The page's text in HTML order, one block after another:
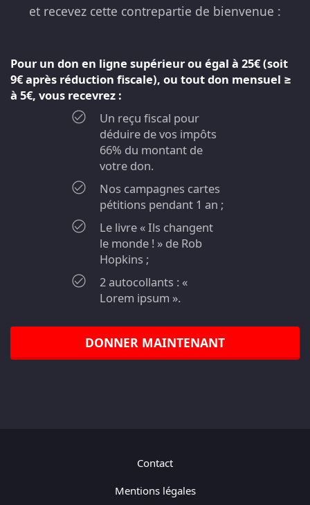
et recevez cette contrepartie de bienvenue :
Pour un don en ligne supérieur ou égal à 25€ (soit
9€ après réduction fiscale), ou tout don mensuel ≥
à 5€, vous recevrez :
Un reçu fiscal pour
déduire de vos impôts
66% du montant de
votre don.
Nos campagnes cartes
pétitions pendant 1 an ;
Le livre « Ils changent
le monde ! » de Rob
Hopkins ;
2 autocollants : «
Lorem ipsum ».
DONNER MAINTENANT
Contact
Mentions légales